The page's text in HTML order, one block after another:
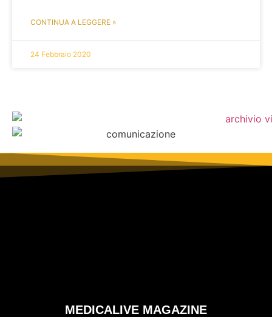
CONTINUA A LEGGERE »
24 Febbraio 2020
MEDICALIVE MAGAZINE